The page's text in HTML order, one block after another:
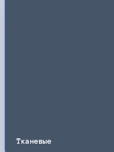
Тканевые